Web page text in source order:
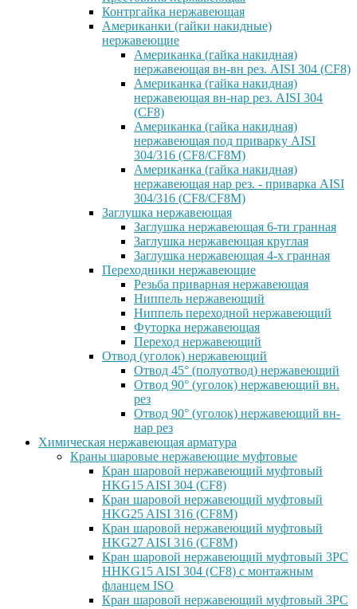
Контргайка нержавеющая
Американки (гайки накидные)
нержавеющие
Американка (гайка накидная)
нержавеющая вн-вн рез. AISI 304 (CF8)
Американка (гайка накидная)
нержавеющая вн-нар рез. AISI 304
(CF8)
Американка (гайка накидная)
нержавеющая под приварку AISI
304/316 (CF8/CF8M)
Американка (гайка накидная)
нержавеющая нар рез. - приварка AISI
304/316 (CF8/CF8M)
Заглушка нержавеющая
Заглушка нержавеющая 6-ти гранная
Заглушка нержавеющая круглая
Заглушка нержавеющая 4-х гранная
Переходники нержавеющие
Резьба приварная нержавеющая
Ниппель нержавеющий
Ниппель переходной нержавеющий
Футорка нержавеющая
Переход нержавеющий
Отвод (уголок) нержавеющий
Отвод 45° (полуотвод) нержавеющий
Отвод 90° (уголок) нержавеющий вн.
рез
Отвод 90° (уголок) нержавеющий вн-
нар рез
Химическая нержавеющая арматура
Краны шаровые нержавеющие муфтовые
Кран шаровой нержавеющий муфтовый
HKG15 AISI 304 (CF8)
Кран шаровой нержавеющий муфтовый
HKG25 AISI 316 (CF8M)
Кран шаровой нержавеющий муфтовый
HKG27 AISI 316 (CF8M)
Кран шаровой нержавеющий муфтовый 3PC
HHKG15 AISI 304 (CF8) с монтажным
фланцем ISO
Кран шаровой нержавеющий муфтовый 3PC